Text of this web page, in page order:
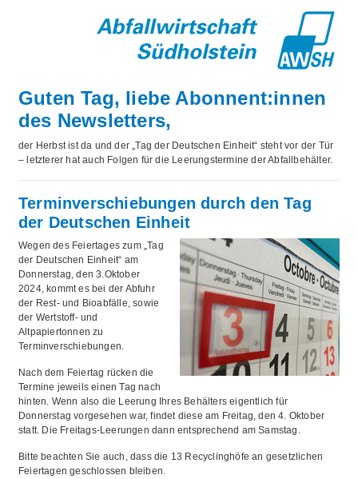
Guten Tag, liebe Abonnent:innen
des Newsletters,
der Herbst ist da und der „Tag der Deutschen Einheit“ steht vor der Tür
– letzterer hat auch Folgen für die Leerungstermine der Abfallbehälter.
Terminverschiebungen durch den Tag
der Deutschen Einheit
Wegen des Feiertages zum „Tag
der Deutschen Einheit“ am
Donnerstag, den 3.Oktober
2024, kommt es bei der Abfuhr
der Rest- und Bioabfälle, sowie
der Wertstoff- und
Altpapiertonnen zu
Terminverschiebungen.
Nach dem Feiertag rücken die
Termine jeweils einen Tag nach
hinten. Wenn also die Leerung Ihres Behälters eigentlich für
Donnerstag vorgesehen war, findet diese am Freitag, den 4. Oktober
statt. Die Freitags-Leerungen dann entsprechend am Samstag.
Bitte beachten Sie auch, dass die 13 Recyclinghöfe an gesetzlichen
Feiertagen geschlossen bleiben.